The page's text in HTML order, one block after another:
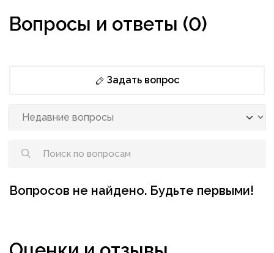
Вопросы и ответы (0)
Задать вопрос
Вопросов не найдено. Будьте первыми!